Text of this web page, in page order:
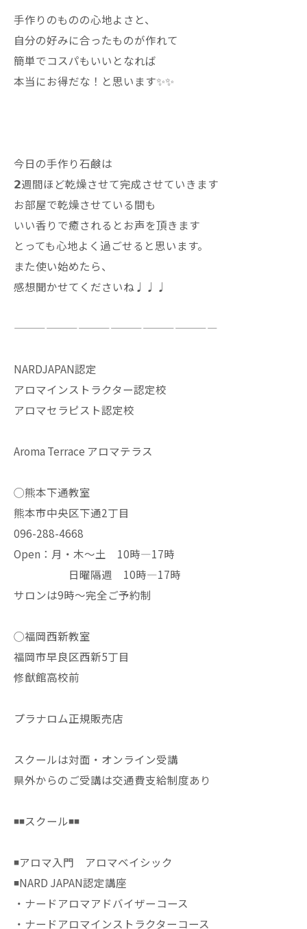
手作りのものの心地よさと、
自分の好みに合ったものが作れて
簡単でコスパもいいとなれば
本当にお得だな！と思います✨✨
今日の手作り石鹸は
𝟮週間ほど乾燥させて完成させていきます
お部屋で乾燥させている間も
いい香りで癒されるとお声を頂きます
とっても心地よく過ごせると思います。
また使い始めたら、
感想聞かせてくださいね♩♩♩
———————————————————
NARDJAPAN認定
アロマインストラクター認定校
アロマセラピスト認定校
Aroma Terrace アロマテラス
◯熊本下通教室
熊本市中央区下通2丁目
096-288-4668
Open：月・木〜土 10時—17時
日曜隔週 10時—17時
サロンは9時〜完全ご予約制
◯福岡西新教室
福岡市早良区西新5丁目
修猷館高校前
プラナロム正規販売店
スクールは対面・オンライン受講
県外からのご受講は交通費支給制度あり
◾️◾️スクール◾️◾️
◾️アロマ入門 アロマベイシック
◾️NARD JAPAN認定講座
・ナードアロマアドバイザーコース
・ナードアロマインストラクターコース